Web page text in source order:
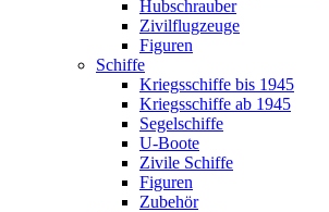
Hubschrauber
Zivilflugzeuge
Figuren
Schiffe
Kriegsschiffe bis 1945
Kriegsschiffe ab 1945
Segelschiffe
U-Boote
Zivile Schiffe
Figuren
Zubehör